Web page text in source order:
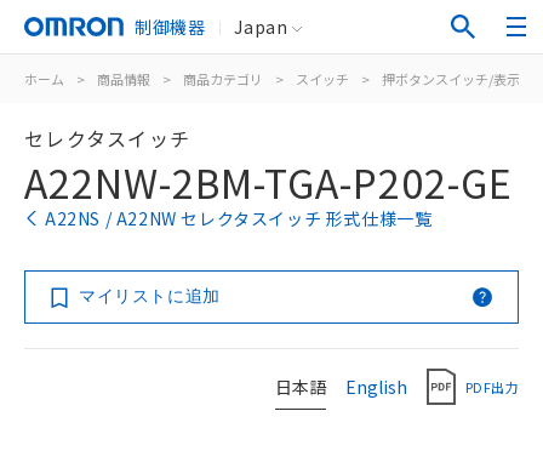
制御機器 Japan
ホーム > 商品情報 > 商品カテゴリ > スイッチ > 押ボタンスイッチ/表示灯
セレクタスイッチ
A22NW-2BM-TGA-P202-GE
A22NS / A22NW セレクタスイッチ 形式仕様一覧
マイリストに追加
日本語 English PDF出力